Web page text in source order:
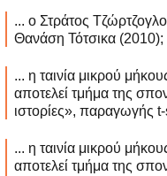
... ο Στράτος
Θανάση Τότσικα (2010);
... η ταινία μικρού
αποτελεί τμήμα της
ιστορίες», παραγωγής
... η ταινία μικρού
αποτελεί τμήμα της